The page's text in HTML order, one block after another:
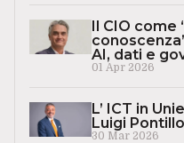
Il CIO come
AI, dati e
01 Apr 2026
L’ ICT in
Luigi Pontillo
30 Mar 2026